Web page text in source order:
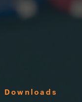
Downloads